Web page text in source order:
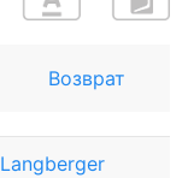
Возврат
Langberger